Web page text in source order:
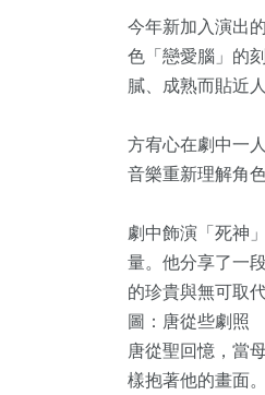
今年新加入演出
色「戀愛腦」的
膩、成熟而貼近人
方宥心在劇中一
音樂重新理解角
劇中飾演「死神
量。他分享了一
的珍貴與無可取代
圖：唐從些劇照
唐從聖回憶，當
樣抱著他的畫面
48+
宗教